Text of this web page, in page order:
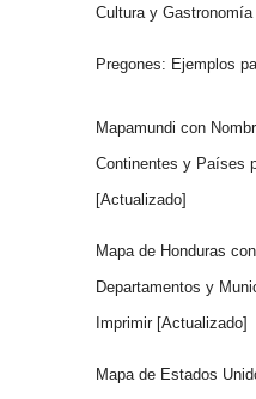
Cultura y
Pregones: Ejemplos
Mapamundi con
Continentes y Países
[Actualizado]
Mapa de Honduras con
Departamentos y
Imprimir [Actualizado]
Mapa de Estados